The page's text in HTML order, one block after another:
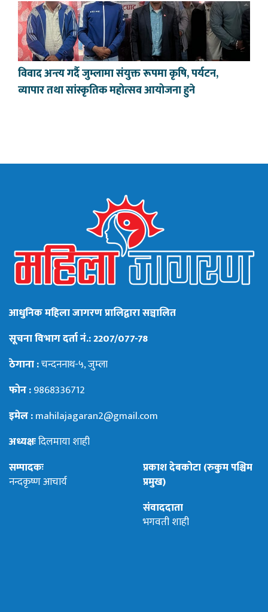
विवाद अन्त्य गर्दै जुम्लामा संयुक्त रूपमा कृषि, पर्यटन,
व्यापार तथा सांस्कृतिक महोत्सव आयोजना हुने
आधुनिक महिला जागरण प्रालिद्वारा सञ्चालित
सूचना विभाग दर्ता नं.: 2207/077-78
ठेगाना :चन्दननाथ-५, जुम्ला
फोन :9868336712
इमेल :mahilajagaran2@gmail.com
अध्यक्षःदिलमाया शाही
सम्पादकः
नन्दकृष्ण आचार्य
प्रकाश देबकोटा (रुकुम पश्चिम
प्रमुख)
संवाददाता
भगवती शाही